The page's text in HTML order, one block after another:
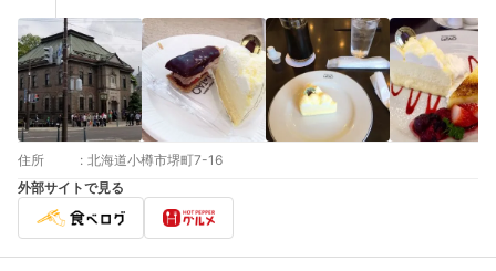
住所 : 北海道小樽市堺町7-16
外部サイトで見る